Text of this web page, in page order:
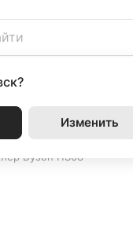
Изменить
Акции
Dyson HS08